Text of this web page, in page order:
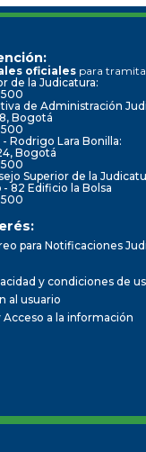
oficiales para
de la Judicatura:
de Administración
Bogotá
Rodrigo Lara Bonilla:
Bogotá
Superior de la
- 82 Edificio la Bolsa
para Notificaciones
y condiciones de
al usuario
Acceso a la información